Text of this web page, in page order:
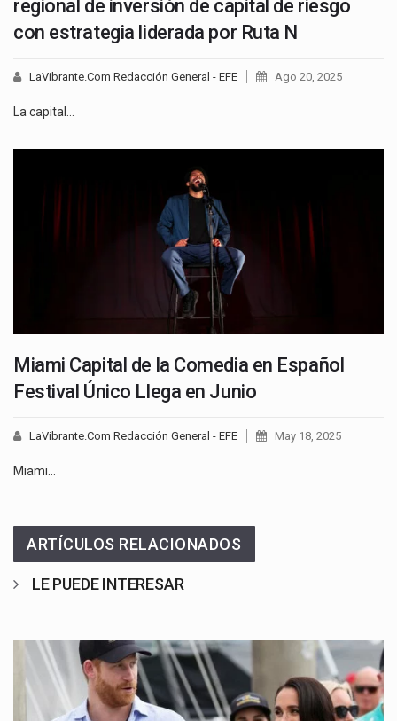
regional de inversión de capital de riesgo
con estrategia liderada por Ruta N
LaVibrante.Com Redacción General - EFE Ago 20, 2025
La capital…
Miami Capital de la Comedia en Español
Festival Único Llega en Junio
LaVibrante.Com Redacción General - EFE May 18, 2025
Miami…
ARTÍCULOS RELACIONADOS
LE PUEDE INTERESAR